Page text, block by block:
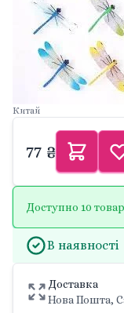
Китай
77 ₴
Доступно 10
В наявності
Доставка
Нова Пошта,